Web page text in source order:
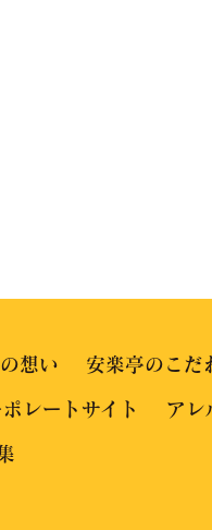
想い 安楽亭のこだ
レートサイト アレ